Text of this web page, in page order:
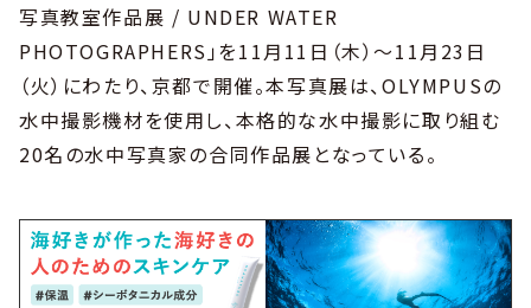
写真教室作品展 / UNDER WATER
PHOTOGRAPHERS」を11月11日（木）〜11月23日
（火）にわたり、京都で開催。本写真展は、OLYMPUSの
水中撮影機材を使用し、本格的な水中撮影に取り組む
20名の水中写真家の合同作品展となっている。